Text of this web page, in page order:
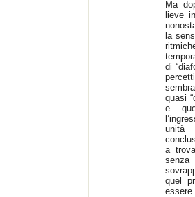
Ma
lieve
la
di
quasi
e
unità
a
quel